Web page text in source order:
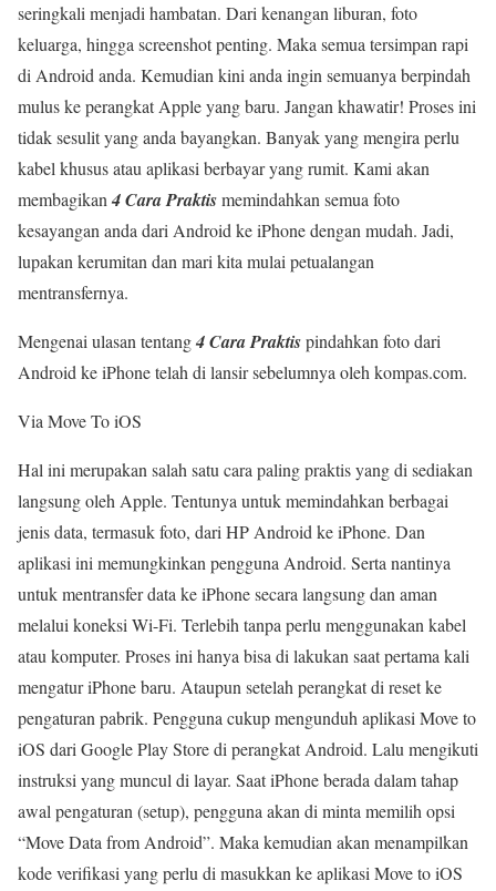
seringkali menjadi hambatan. Dari kenangan liburan, foto
keluarga, hingga screenshot penting. Maka semua tersimpan rapi
di Android anda. Kemudian kini anda ingin semuanya berpindah
mulus ke perangkat Apple yang baru. Jangan khawatir! Proses ini
tidak sesulit yang anda bayangkan. Banyak yang mengira perlu
kabel khusus atau aplikasi berbayar yang rumit. Kami akan
membagikan 4 Cara Praktismemindahkan semua foto
kesayangan anda dari Android ke iPhone dengan mudah. Jadi,
lupakan kerumitan dan mari kita mulai petualangan
mentransfernya.
Mengenai ulasan tentang4 Cara Praktispindahkan foto dari
Android ke iPhone telah di lansir sebelumnya oleh kompas.com.
Via Move To iOS
Hal ini merupakan salah satu cara paling praktis yang di sediakan
langsung oleh Apple. Tentunya untuk memindahkan berbagai
jenis data, termasuk foto, dari HP Android ke iPhone. Dan
aplikasi ini memungkinkan pengguna Android. Serta nantinya
untuk mentransfer data ke iPhone secara langsung dan aman
melalui koneksi Wi-Fi. Terlebih tanpa perlu menggunakan kabel
atau komputer. Proses ini hanya bisa di lakukan saat pertama kali
mengatur iPhone baru. Ataupun setelah perangkat di reset ke
pengaturan pabrik. Pengguna cukup mengunduh aplikasi Move to
iOS dari Google Play Store di perangkat Android. Lalu mengikuti
instruksi yang muncul di layar. Saat iPhone berada dalam tahap
awal pengaturan (setup), pengguna akan di minta memilih opsi
“Move Data from Android”. Maka kemudian akan menampilkan
kode verifikasi yang perlu di masukkan ke aplikasi Move to iOS